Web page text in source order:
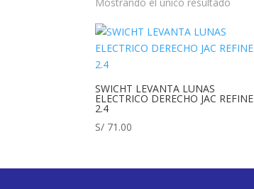
SWICHT LEVANTA LUNAS
ELECTRICO DERECHO JAC REFINE
2.4
S/ 71.00